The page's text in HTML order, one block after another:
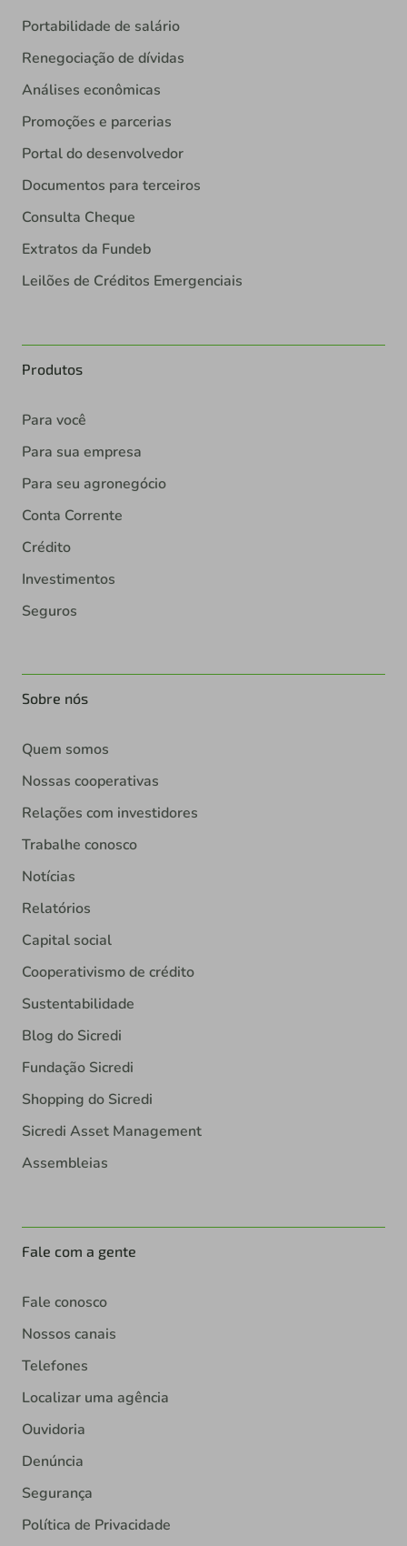
Portabilidade de salário
Renegociação de dívidas
Análises econômicas
Promoções e parcerias
Portal do desenvolvedor
Documentos para terceiros
Consulta Cheque
Extratos da Fundeb
Leilões de Créditos Emergenciais
Produtos
Para você
Para sua empresa
Para seu agronegócio
Conta Corrente
Crédito
Investimentos
Seguros
Sobre nós
Quem somos
Nossas cooperativas
Relações com investidores
Trabalhe conosco
Notícias
Relatórios
Capital social
Cooperativismo de crédito
Sustentabilidade
Blog do Sicredi
Fundação Sicredi
Shopping do Sicredi
Sicredi Asset Management
Assembleias
Fale com a gente
Fale conosco
Nossos canais
Telefones
Localizar uma agência
Ouvidoria
Denúncia
Segurança
Política de Privacidade